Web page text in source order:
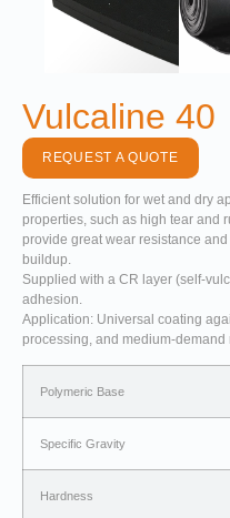
Vulcaline 40
REQUEST A QUOTE
Efficient solution for wet and dry
properties, such as high tear and
provide great wear resistance
buildup.
Supplied with a CR layer (self-
adhesion.
Application: Universal coating
processing, and medium-demand
Polymeric Base
Specific Gravity
Hardness